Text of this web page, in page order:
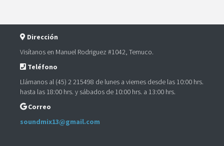
Dirección
Visítanos en Manuel Rodriguez #1042, Temuco.
Teléfono
Llámanos al (45) 2 215498 de lunes a viernes desde las 10:00 hrs.
hasta las 18:00 hrs. y sábados de 10:00 hrs. a 13:00 hrs.
Correo
soundmix13@gmail.com